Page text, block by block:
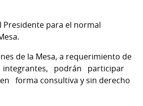
Presidente para el normal
de la Mesa, a requerimiento de
integrantes, podrán participar
forma consultiva y sin derecho